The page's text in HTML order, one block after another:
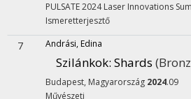
PULSATE 2024 Laser Innovations
Ismeretterjesztő
7 Andrási, Edina
Szilánkok: Shards
Budapest, Magyarország 2024.09
Művészeti